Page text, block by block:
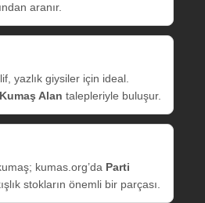
aranır.
yazlık giysiler için ideal.
Alan talepleriyle buluşur.
kumas.org’da Parti
stokların önemli bir parçası.